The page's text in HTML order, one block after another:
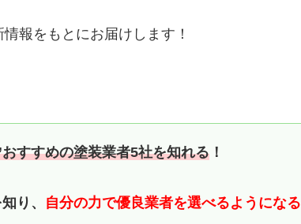
報をもとにお届けします！
すすめの塗装業者5社を知れる ！
り、 自分の力で優良業者を選べるようになる